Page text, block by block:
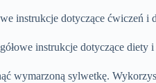
instrukcje dotyczące ćwiczeń
instrukcje dotyczące
wymarzoną sylwetkę.